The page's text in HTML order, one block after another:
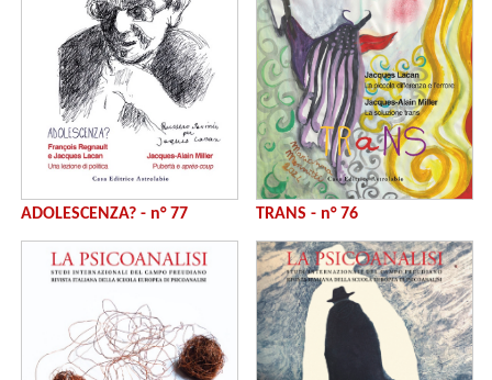
ADOLESCENZA? - n° 77 TRANS - n° 76